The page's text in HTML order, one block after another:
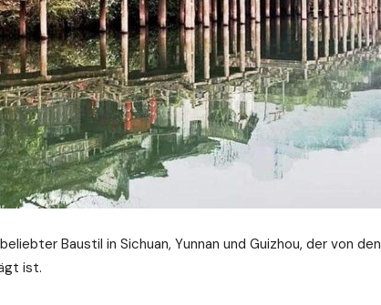
Baustil in Sichuan, Yunnan und Guizhou, der von den
ist.